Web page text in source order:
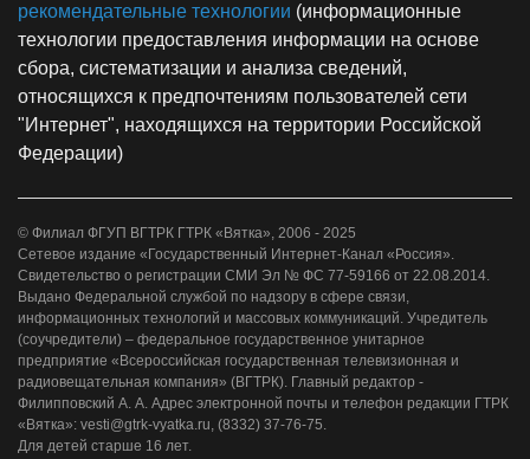
рекомендательные технологии (информационные
технологии предоставления информации на основе
сбора, систематизации и анализа сведений,
относящихся к предпочтениям пользователей сети
"Интернет", находящихся на территории Российской
Федерации)
© Филиал ФГУП ВГТРК ГТРК «Вятка», 2006 - 2025
Сетевое издание «Государственный Интернет-Канал «Россия».
Свидетельство о регистрации СМИ Эл № ФС 77-59166 от 22.08.2014.
Выдано Федеральной службой по надзору в сфере связи,
информационных технологий и массовых коммуникаций. Учредитель
(соучредители) – федеральное государственное унитарное
предприятие «Всероссийская государственная телевизионная и
радиовещательная компания» (ВГТРК). Главный редактор -
Филипповский А. А. Адрес электронной почты и телефон редакции ГТРК
«Вятка»: vesti@gtrk-vyatka.ru, (8332) 37-76-75.
Для детей старше 16 лет.